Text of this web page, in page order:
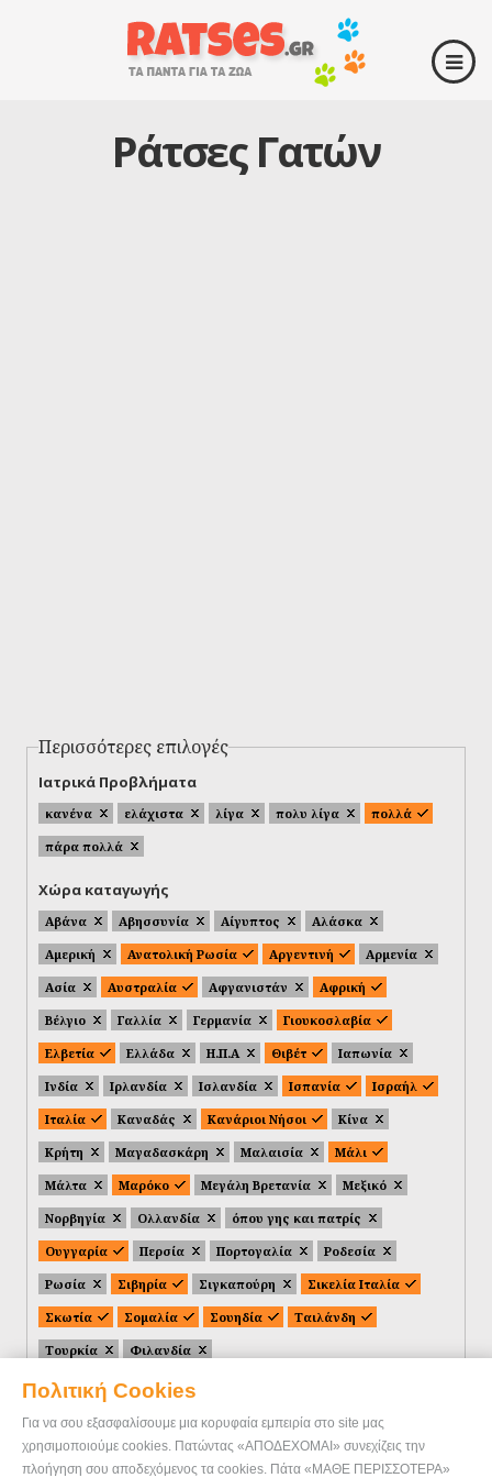
Πολιτική Cookies
Για να σου εξασφαλίσουμε μια κορυφαία εμπειρία στο site μας
χρησιμοποιούμε cookies. Πατώντας «ΑΠΟΔΕΧΟΜΑΙ» συνεχίζεις την
πλοήγηση σου αποδεχόμενος τα cookies. Πάτα «ΜΑΘΕ ΠΕΡΙΣΣΟΤΕΡΑ»
Ράτσες Γατών
Περισσότερες επιλογές
Ιατρικά Προβλήματα
κανένα ελάχιστα λίγα πολυ λίγα
πολλά
πάρα πολλά
Χώρα καταγωγής
Αβάνα Αβησσυνία Αίγυπτος
Αλάσκα
Αμερική
Ανατολική Ρωσία Αργεντινή
Αρμενία
Ασία
Αυστραλία Αφγανιστάν
Αφρική
Βέλγιο
Γαλλία Γερμανία
Γιουκοσλαβία
Ελβετία
Ελλάδα Η.Π.Α Θιβέτ
Ιαπωνία
Ινδία
Ιρλανδία Ισλανδία Ισπανία
Ισραήλ
Ιταλία
Καναδάς Κανάριοι Νήσοι
Κίνα
Κρήτη
Μαγαδασκάρη Μαλαισία
Μάλι
Μάλτα
Μαρόκο Μεγάλη Βρετανία
Μεξικό
Νορβηγία
Ολλανδία
όπου γης και πατρίς
Ουγγαρία
Περσία Πορτογαλία
Ροδεσία
Ρωσία
Σιβηρία Σιγκαπούρη
Σικελία Ιταλία
Σκωτία
Σομαλία Σουηδία
Ταιλάνδη
Τουρκία
Φιλανδία